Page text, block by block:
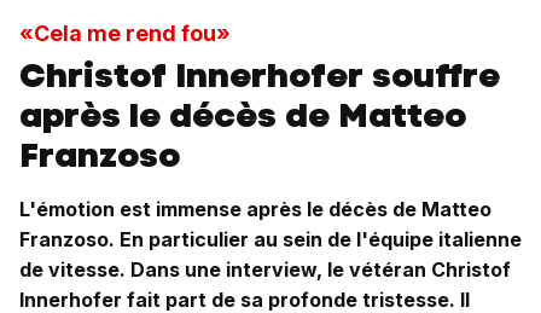
«Cela me rend fou»
Christof Innerhofer souffre
après le décès de Matteo
Franzoso
L'émotion est immense après le décès de Matteo
Franzoso. En particulier au sein de l'équipe italienne
de vitesse. Dans une interview, le vétéran Christof
Innerhofer fait part de sa profonde tristesse. Il